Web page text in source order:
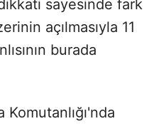
sayesinde fark
açılmasıyla 11
burada
Komutanlığı'nda